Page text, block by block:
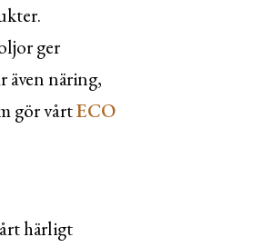
ger
även näring,
gör vårtECO
härligt